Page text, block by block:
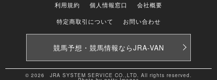
利用規約
個人情報窓口
会社概要
特定商取引について
お問い合わせ
競馬予想・競馬情報ならJRA-VAN
© 2026 JRA SYSTEM SERVICE CO.,LTD. All rights reserved.